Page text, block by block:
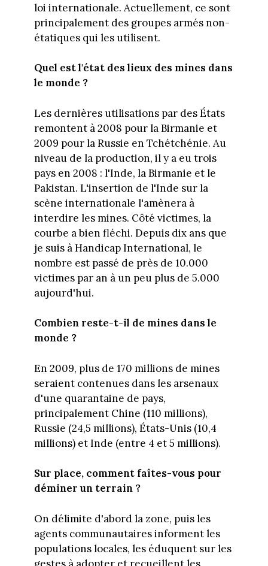
loi internationale. Actuellement, ce sont
principalement des groupes armés non-
étatiques qui les utilisent.
Quel est l'état des lieux des mines dans
le monde ?
Les dernières utilisations par des États
remontent à 2008 pour la Birmanie et
2009 pour la Russie en Tchétchénie. Au
niveau de la production, il y a eu trois
pays en 2008 : l'Inde, la Birmanie et le
Pakistan. L'insertion de l'Inde sur la
scène internationale l'amènera à
interdire les mines. Côté victimes, la
courbe a bien fléchi. Depuis dix ans que
je suis à Handicap International, le
nombre est passé de près de 10.000
victimes par an à un peu plus de 5.000
aujourd'hui.
Combien reste-t-il de mines dans le
monde ?
En 2009, plus de 170 millions de mines
seraient contenues dans les arsenaux
d'une quarantaine de pays,
principalement Chine (110 millions),
Russie (24,5 millions), États-Unis (10,4
millions) et Inde (entre 4 et 5 millions).
Sur place, comment faîtes-vous pour
déminer un terrain ?
On délimite d'abord la zone, puis les
agents communautaires informent les
populations locales, les éduquent sur les